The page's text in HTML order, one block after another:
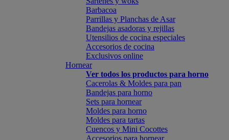
Barbacoa
Parrillas y Planchas de Asar
Bandejas asadoras y rejillas
Utensilios de cocina especiales
Accesorios de cocina
Exclusivos online
Hornear
Ver todos los productos para horno
Cacerolas & Moldes para pan
Bandejas para horno
Sets para hornear
Moldes para horno
Moldes para tartas
Cuencos y Mini Cocottes
Accesorios para hornear